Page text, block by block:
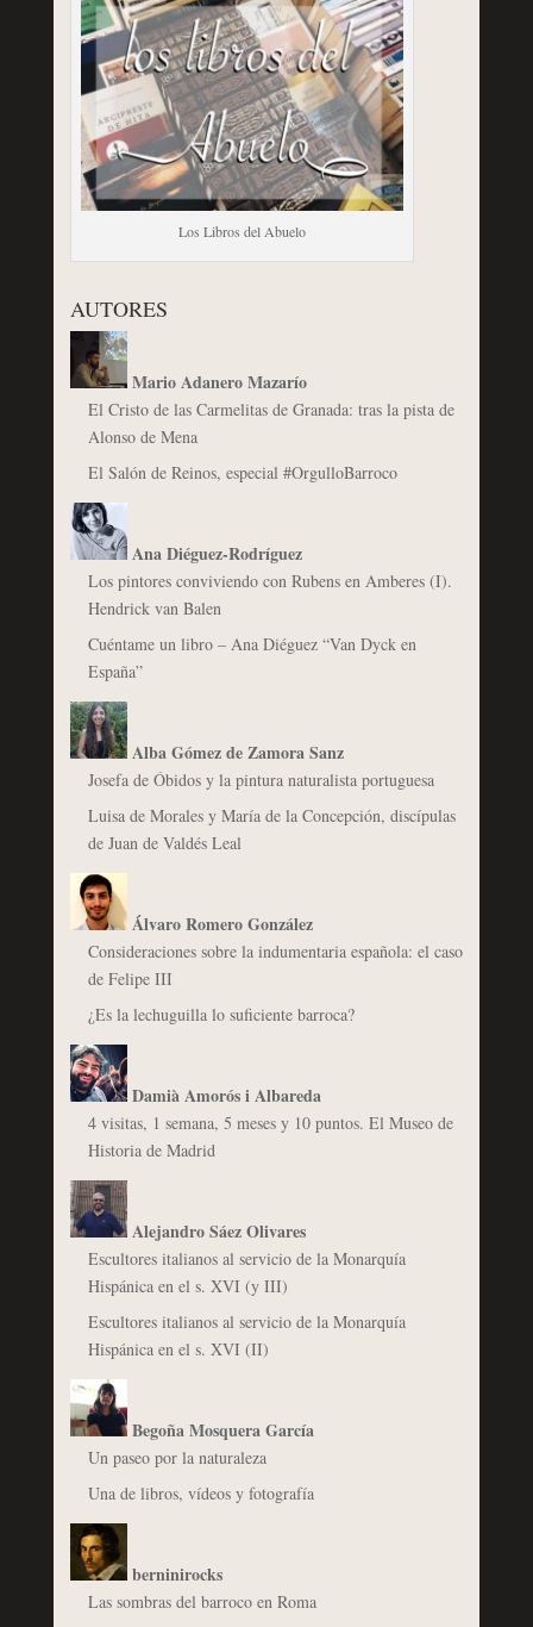
Los Libros del Abuelo
AUTORES
Mario Adanero Mazarío
El Cristo de las Carmelitas de Granada: tras la pista de
Alonso de Mena
El Salón de Reinos, especial #OrgulloBarroco
Ana Diéguez-Rodríguez
Los pintores conviviendo con Rubens en Amberes (I).
Hendrick van Balen
Cuéntame un libro – Ana Diéguez “Van Dyck en
España”
Alba Gómez de Zamora Sanz
Josefa de Óbidos y la pintura naturalista portuguesa
Luisa de Morales y María de la Concepción, discípulas
de Juan de Valdés Leal
Álvaro Romero González
Consideraciones sobre la indumentaria española: el caso
de Felipe III
¿Es la lechuguilla lo suficiente barroca?
Damià Amorós i Albareda
4 visitas, 1 semana, 5 meses y 10 puntos. El Museo de
Historia de Madrid
Alejandro Sáez Olivares
Escultores italianos al servicio de la Monarquía
Hispánica en el s. XVI (y III)
Escultores italianos al servicio de la Monarquía
Hispánica en el s. XVI (II)
Begoña Mosquera García
Un paseo por la naturaleza
Una de libros, vídeos y fotografía
berninirocks
Las sombras del barroco en Roma